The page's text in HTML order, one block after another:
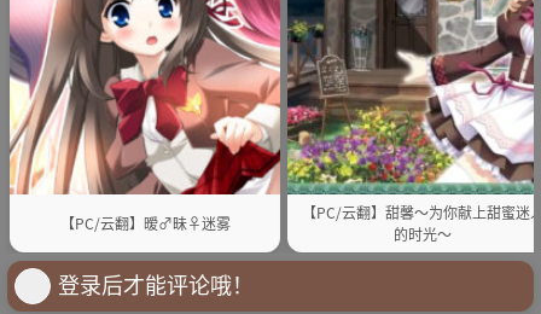
【PC/云翻】暧♂昧♀迷雾
【PC/云翻】甜馨～为你献上甜蜜迷
的时光～
登录后才能评论哦！